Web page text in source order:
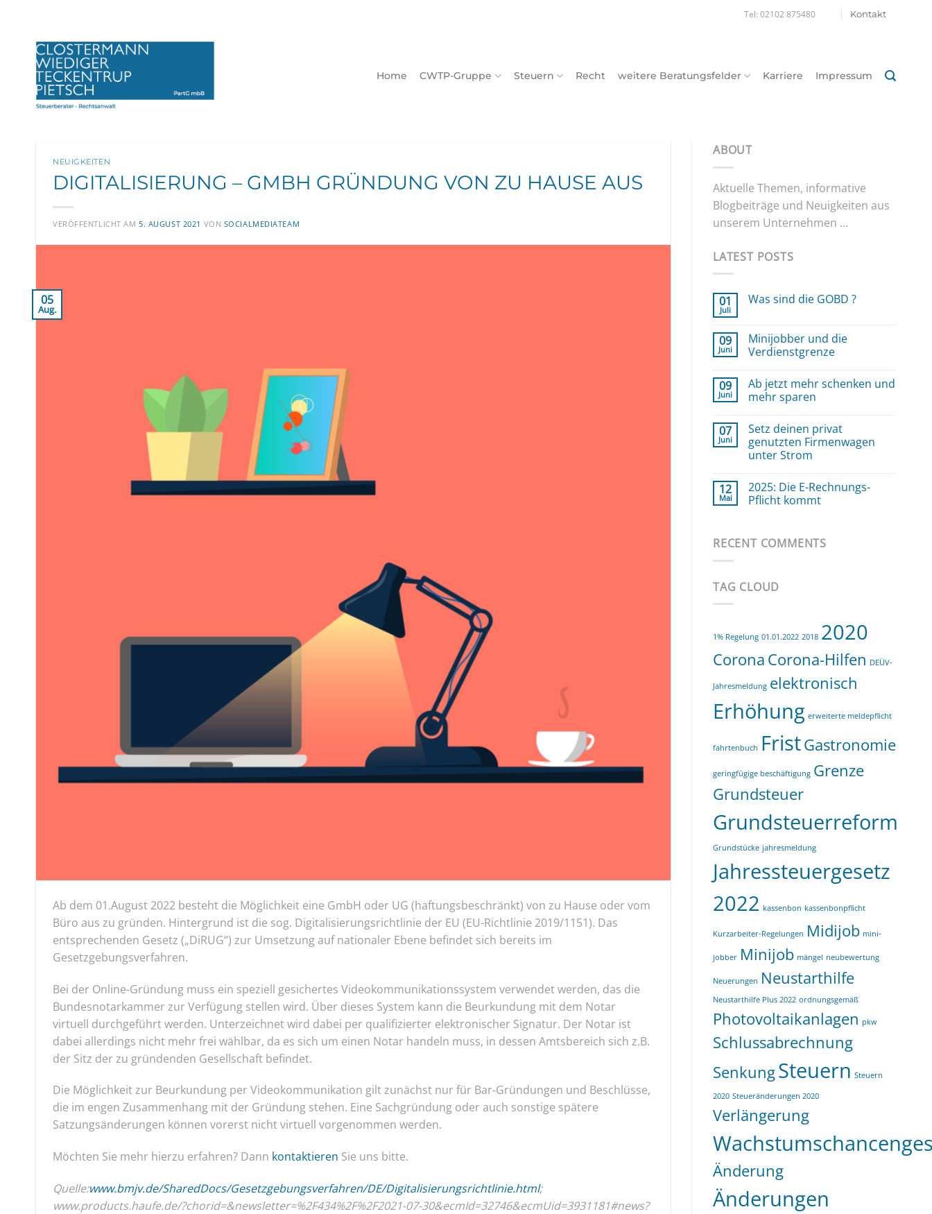
springen
Tel: 02102 875480 Kontakt
Home CWTP-Gruppe Steuern Recht weitere Beratungsfelder Karriere Impressum
NEUIGKEITEN
DIGITALISIERUNG – GMBH GRÜNDUNG VON ZU HAUSE AUS
VERÖFFENTLICHT AM 5. AUGUST 2021 VON SOCIALMEDIATEAM
05
Aug.
Ab dem 01.August 2022 besteht die Möglichkeit eine GmbH oder UG (haftungsbeschränkt) von zu Hause oder vom
Büro aus zu gründen. Hintergrund ist die sog. Digitalisierungsrichtlinie der EU (EU-Richtlinie 2019/1151). Das
entsprechenden Gesetz („DiRUG“) zur Umsetzung auf nationaler Ebene befindet sich bereits im
Gesetzgebungsverfahren.
Bei der Online-Gründung muss ein speziell gesichertes Videokommunikationssystem verwendet werden, das die
Bundesnotarkammer zur Verfügung stellen wird. Über dieses System kann die Beurkundung mit dem Notar
virtuell durchgeführt werden. Unterzeichnet wird dabei per qualifizierter elektronischer Signatur. Der Notar ist
dabei allerdings nicht mehr frei wählbar, da es sich um einen Notar handeln muss, in dessen Amtsbereich sich z.B.
der Sitz der zu gründenden Gesellschaft befindet.
Die Möglichkeit zur Beurkundung per Videokommunikation gilt zunächst nur für Bar-Gründungen und Beschlüsse,
die im engen Zusammenhang mit der Gründung stehen. Eine Sachgründung oder auch sonstige spätere
Satzungsänderungen können vorerst nicht virtuell vorgenommen werden.
Möchten Sie mehr hierzu erfahren? Dann kontaktieren Sie uns bitte.
Quelle:www.bmjv.de/SharedDocs/Gesetzgebungsverfahren/DE/Digitalisierungsrichtlinie.html;
www.products.haufe.de/?chorid=&newsletter=%2F434%2F%2F2021-07-30&ecmId=32746&ecmUid=3931181#news?
ABOUT
Aktuelle Themen, informative
Blogbeiträge und Neuigkeiten aus
unserem Unternehmen …
LATEST POSTS
01
Juli
Was sind die GOBD ?
Was
sind
die
09
Juni
Minijobber und die
Verdienstgrenze
zu
Minijobber
und
09
Juni
Ab jetzt mehr schenken und
mehr sparen
zu
Ab
jetzt
mehr
mehr
sparen
07
Juni
Setz deinen privat
genutzten Firmenwagen
unter Strom
zu
Setz
deinen
unter
Strom
12
Mai
2025: Die E-Rechnungs-
Pflicht kommt
2025:
Die
kommt
RECENT COMMENTS
TAG CLOUD
1% Regelung 01.01.2022 2018 2020
Corona Corona-Hilfen DEÜV-
Jahresmeldung elektronisch
Erhöhung erweiterte meldepflicht
fahrtenbuch FristGastronomie
geringfügige beschäftigung Grenze
Grundsteuer
Grundsteuerreform
Grundstücke jahresmeldung
Jahressteuergesetz
2022 kassenbon kassenbonpflicht
Kurzarbeiter-Regelungen Midijob mini-
jobber Minijob mängel neubewertung
Neuerungen Neustarthilfe
Neustarthilfe Plus 2022 ordnungsgemäß
Photovoltaikanlagen pkw
Schlussabrechnung
SenkungSteuern Steuern
2020 Steueränderungen 2020
Verlängerung
Änderung
Änderungen